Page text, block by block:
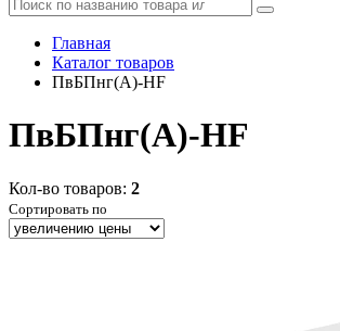
Главная
Каталог товаров
ПвБПнг(А)-HF
ПвБПнг(А)-HF
Кол-во товаров: 2
Сортировать по